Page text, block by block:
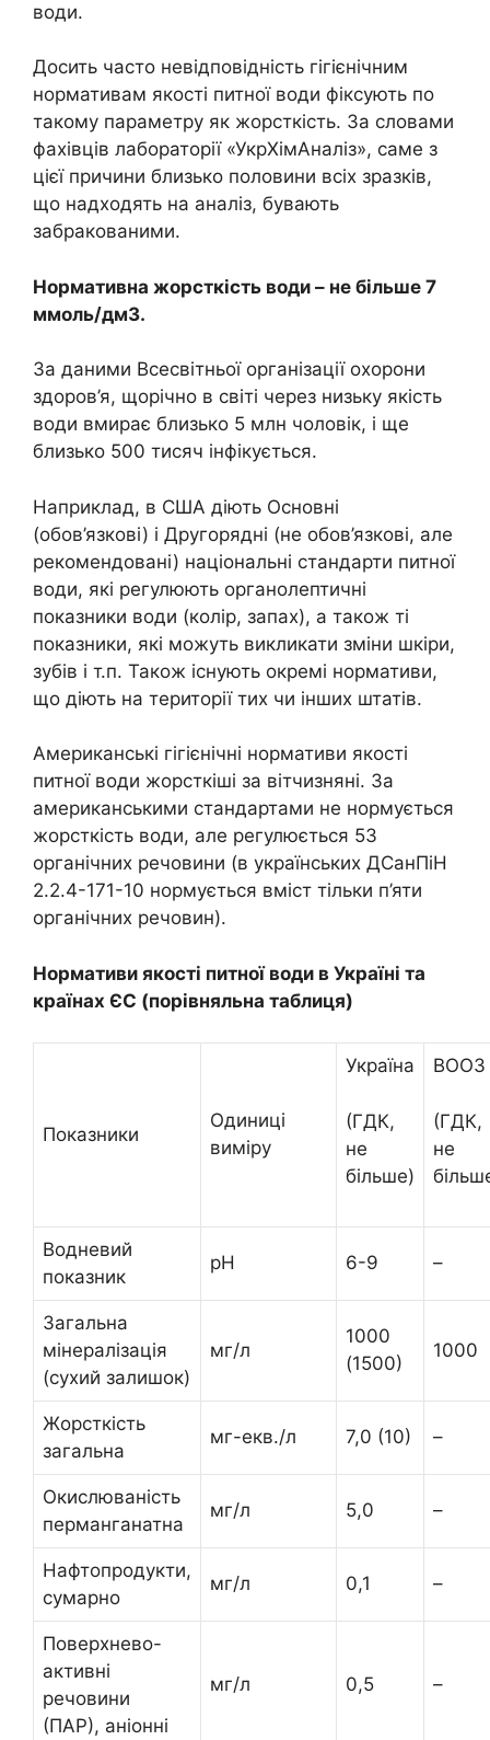
води.
Досить часто невідповідність гігієнічним
нормативам якості питної води фіксують по
такому параметру як жорсткість. За словами
фахівців лабораторії «УкрХімАналіз», саме з
цієї причини близько половини всіх зразків,
що надходять на аналіз, бувають
забракованими.
Нормативна жорсткість води – не більше 7
ммоль/дм3.
За даними Всесвітньої організації охорони
здоров’я, щорічно в світі через низьку якість
води вмирає близько 5 млн чоловік, і ще
близько 500 тисяч інфікується.
Наприклад, в США діють Основні
(обов’язкові) і Другорядні (не обов’язкові, але
рекомендовані) національні стандарти питної
води, які регулюють органолептичні
показники води (колір, запах), а також ті
показники, які можуть викликати зміни шкіри,
зубів і т.п. Також існують окремі нормативи,
що діють на території тих чи інших штатів.
Американські гігієнічні нормативи якості
питної води жорсткіші за вітчизняні. За
американськими стандартами не нормується
жорсткість води, але регулюється 53
органічних речовини (в українських ДСанПіН
2.2.4-171-10 нормується вміст тільки п’яти
органічних речовин).
Нормативи якості питної води в Україні та
країнах ЄС (порівняльна таблиця)
Показники
Одиниці
виміру
Україна
(ГДК,
не
більше)
ВООЗ
(ГДК,
не
Водневий
показник
pH 6-9 –
Загальна
мінералізація
(сухий залишок)
мг/л
1000
(1500)
1000
Жорсткість
загальна
мг-екв./л 7,0 (10) –
Окислюваність
перманганатна
мг/л 5,0 –
Нафтопродукти,
сумарно
мг/л 0,1 –
Поверхнево-
активні
речовини
(ПАР), аніонні
мг/л 0,5 –